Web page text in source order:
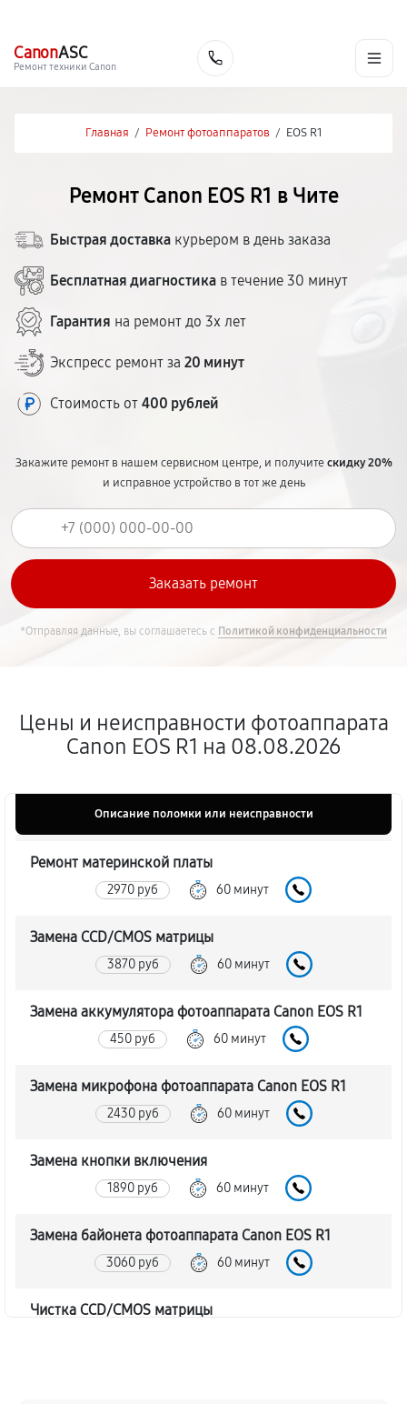
CanonASC
Ремонт техники Canon
Главная / Ремонт фотоаппаратов / EOS R1
Ремонт Canon EOS R1 в Чите
Быстрая доставка курьером в день заказа
Бесплатная диагностика в течение 30 минут
Гарантия на ремонт до 3х лет
Экспресс ремонт за 20 минут
Стоимость от 400 рублей
Закажите ремонт в нашем сервисном центре, и получитескидку 20%
и исправное устройство в тот же день
*Отправляя данные, вы соглашаетесь с Политикой конфиденциальности
Цены и неисправности фотоаппарата
Canon EOS R1 на 08.08.2026
Описание поломки или неисправности
Ремонт материнской платы
2970 руб 60 минут
Замена CCD/CMOS матрицы
3870 руб 60 минут
Замена аккумулятора фотоаппарата Canon EOS R1
450 руб 60 минут
Замена микрофона фотоаппарата Canon EOS R1
2430 руб 60 минут
Замена кнопки включения
1890 руб 60 минут
Замена байонета фотоаппарата Canon EOS R1
3060 руб 60 минут
Чистка CCD/CMOS матрицы